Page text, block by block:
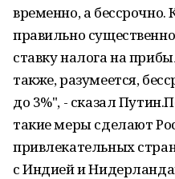
временно, а бессрочно.
правильно
ставку налога на
также, разумеется,
до 3%", - сказал
такие меры сделают
привлекательных
с Индией и